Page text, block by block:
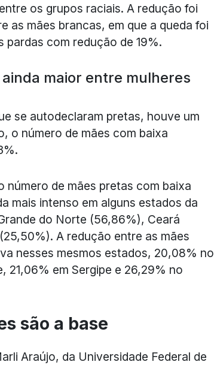
os grupos raciais. A redução foi
as mães brancas, em que a queda foi
pardas com redução de 19%.
maior entre mulheres
se autodeclaram pretas, houve um
o número de mães com baixa
número de mães pretas com baixa
mais intenso em alguns estados da
do Norte (56,86%), Ceará
A redução entre as mães
nesses mesmos estados, 20,08% no
21,06% em Sergipe e 26,29% no
são a base
Araújo, da Universidade Federal de